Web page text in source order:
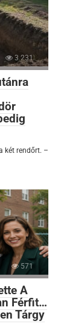
3 231
két rendőrt. –
571
A
Férfit…
Tárgy